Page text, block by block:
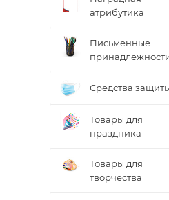
атрибутика
Письменные
Средства
Товары для
праздника
Товары для
творчества